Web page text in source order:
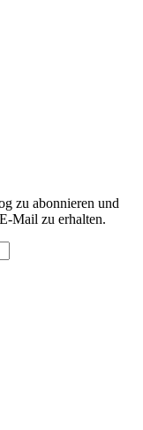
zu abonnieren und
Mail zu erhalten.